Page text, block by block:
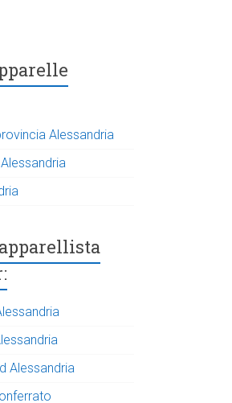
Alessandria
Alessandria